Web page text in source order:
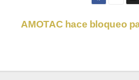
AMOTAC hace bloqueo